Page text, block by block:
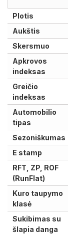
Plotis
Aukštis
Skersmuo
Apkrovos
indeksas
Greičio
indeksas
Automobilio
tipas
Sezoniškumas
E stamp
RFT, ZP, ROF
(RunFlat)
Kuro taupymo
klasė
Sukibimas su
šlapia danga